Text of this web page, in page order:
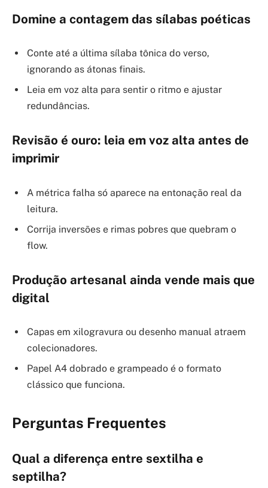
Domine a contagem das sílabas poéticas
Conte até a última sílaba tônica do verso,
ignorando as átonas finais.
Leia em voz alta para sentir o ritmo e ajustar
redundâncias.
Revisão é ouro: leia em voz alta antes de
imprimir
A métrica falha só aparece na entonação real da
leitura.
Corrija inversões e rimas pobres que quebram o
flow.
Produção artesanal ainda vende mais que
digital
Capas em xilogravura ou desenho manual atraem
colecionadores.
Papel A4 dobrado e grampeado é o formato
clássico que funciona.
Perguntas Frequentes
Qual a diferença entre sextilha e
septilha?